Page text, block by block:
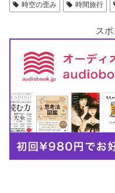
時空の歪み 時間旅行
ス